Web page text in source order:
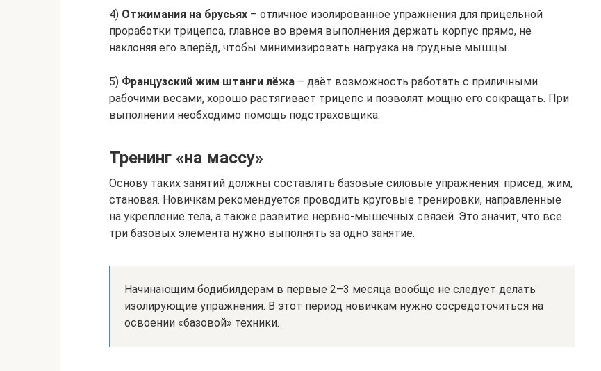
4) Отжимания на брусьях – отличное изолированное упражнения для прицельной
проработки трицепса, главное во время выполнения держать корпус прямо, не
наклоняя его вперёд, чтобы минимизировать нагрузка на грудные мышцы.
5) Французский жим штанги лёжа – даёт возможность работать с приличными
рабочими весами, хорошо растягивает трицепс и позволят мощно его сокращать. При
выполнении необходимо помощь подстраховщика.
Тренинг «на массу»
Основу таких занятий должны составлять базовые силовые упражнения: присед, жим,
становая. Новичкам рекомендуется проводить круговые тренировки, направленные
на укрепление тела, а также развитие нервно-мышечных связей. Это значит, что все
три базовых элемента нужно выполнять за одно занятие.
Начинающим бодибилдерам в первые 2–3 месяца вообще не следует делать
изолирующие упражнения. В этот период новичкам нужно сосредоточиться на
освоении «базовой» техники.